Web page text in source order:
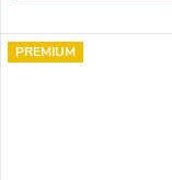
PREMIUM